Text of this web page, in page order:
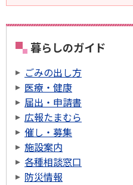
暮らしのガイド
ごみの出し方
医療・健康
届出・申請書
広報たまむら
催し・募集
施設案内
各種相談窓口
防災情報